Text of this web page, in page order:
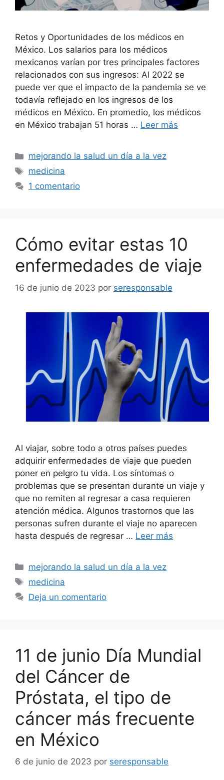
Retos y Oportunidades de los médicos en
México. Los salarios para los médicos
mexicanos varían por tres principales factores
relacionados con sus ingresos: Al 2022 se
puede ver que el impacto de la pandemia se ve
todavía reflejado en los ingresos de los
médicos en México. En promedio, los médicos
en México trabajan 51 horas … Leer más
Categorías
mejorando la salud un día a la vez
Etiquetas
medicina
1 comentario
Cómo evitar estas 10
enfermedades de viaje
16 de junio de 2023 por seresponsable
Al viajar, sobre todo a otros países puedes
adquirir enfermedades de viaje que pueden
poner en pelgro tu vida. Los síntomas o
problemas que se presentan durante un viaje y
que no remiten al regresar a casa requieren
atención médica. Algunos trastornos que las
personas sufren durante el viaje no aparecen
hasta después de regresar … Leer más
Categorías
mejorando la salud un día a la vez
Etiquetas
medicina
Deja un comentario
11 de junio Día Mundial
del Cáncer de
Próstata, el tipo de
cáncer más frecuente
en México
6 de junio de 2023 por seresponsable